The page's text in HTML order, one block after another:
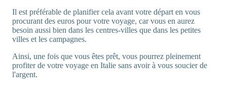
Il est préférable de planifier cela avant votre départ en vous
procurant des euros pour votre voyage, car vous en aurez
besoin aussi bien dans les centres-villes que dans les petites
villes et les campagnes.
Ainsi, une fois que vous êtes prêt, vous pourrez pleinement
profiter de votre voyage en Italie sans avoir à vous soucier de
l'argent.